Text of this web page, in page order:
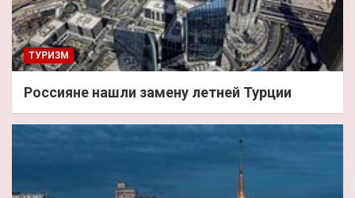
ТУРИЗМ
Россияне нашли замену летней Турции